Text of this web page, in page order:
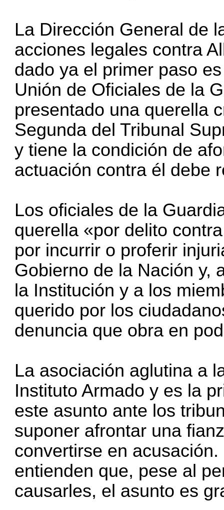
La Dirección General de
acciones legales contra
dado ya el primer paso
Unión de Oficiales de la
presentado una querella
Segunda del Tribunal
y tiene la condición de
actuación contra él debe
Los oficiales de la
querella «por delito
por incurrir o proferir
Gobierno de la Nación y,
la Institución y a los
querido por los
denuncia que obra en
La asociación aglutina a
Instituto Armado y es la
este asunto ante los
suponer afrontar una
convertirse en
entienden que, pese al
causarles, el asunto es